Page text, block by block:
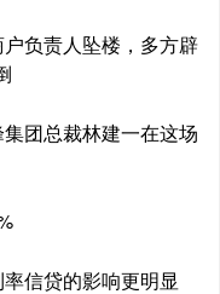
负责人坠楼，多方辟
团总裁林建一在这场
信贷的影响更明显